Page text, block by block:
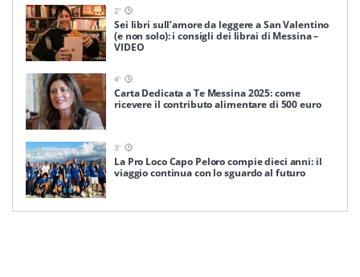
2'
Sei libri sull’amore da leggere a San Valentino
(e non solo): i consigli dei librai di Messina –
VIDEO
4'
Carta Dedicata a Te Messina 2025: come
ricevere il contributo alimentare di 500 euro
3'
La Pro Loco Capo Peloro compie dieci anni: il
viaggio continua con lo sguardo al futuro